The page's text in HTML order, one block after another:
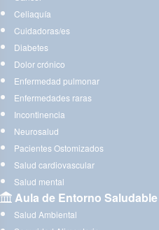
Celiaquía
Cuidadoras/es
Diabetes
Dolor crónico
Enfermedad pulmonar
Enfermedades raras
Incontinencia
Neurosalud
Pacientes Ostomizados
Salud cardiovascular
Salud mental
Aula de Entorno Saludable
Salud Ambiental